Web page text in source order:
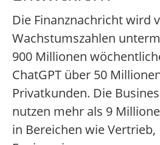
Die Finanznachricht wird
Wachstumszahlen
900 Millionen
ChatGPT über 50
Privatkunden. Die
nutzen mehr als 9
in Bereichen wie Vertrieb,